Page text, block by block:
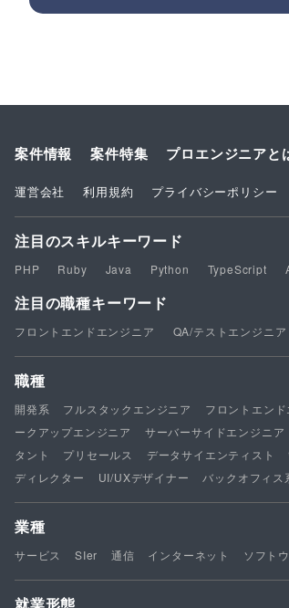
案件情報 案件特集 プロエンジニアと
運営会社 利用規約 プライバシーポリシー
注目のスキルキーワード
PHP Ruby Java Python TypeScript
注目の職種キーワード
フロントエンドエンジニア QA/テストエンジニア
職種
開発系 フルスタックエンジニア フロントエン
ークアップエンジニア
サーバーサイドエンジニア
タント
プリセールス データサイエンティスト
ディレクター
UI/UXデザイナー バックオフィス
業種
サービス SIer 通信 インターネット ソフト